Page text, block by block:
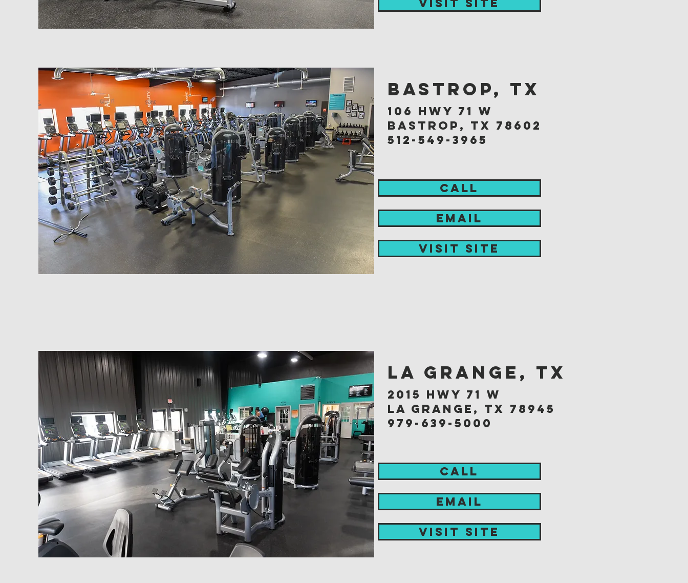
visit site
Bastrop, TX
106 hwy 71 w
bastrop, tx 78602
512-549-3965
CALL
EMAIL
visit site
La Grange, TX
2015 hwy 71 w
la grange, tx 78945
979-639-5000
CALL
EMAIL
visit site